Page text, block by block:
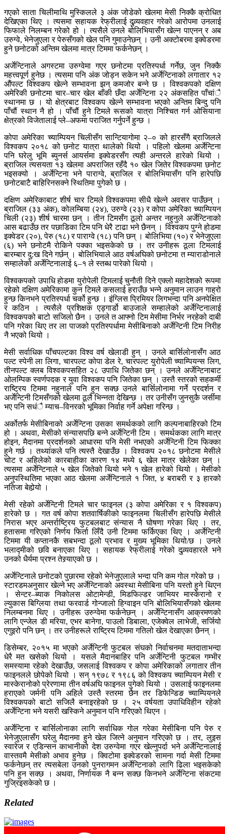
गएको साता चिलीमाथि मुस्किलले ३ अंक जोडेको खेलमा मेसी निक्कै क्रोधित
देखिएका थिए । त्यसमा सहायक रेफ्रीलाई दुव्र्यवहार गरेको आरोपमा उनलाई
फिफाले निलम्बन गरेको हो । त्यसैले उनले बोलिभियासँग खेल्न पाएनन् र अब
उरुग्वे, भेनेजुएला र पेरुसँगको खेल पनि गुमाउनेछन् । उनी अक्टोबरमा इक्वेडरमा
हुने छनोटको अन्तिम खेलमा मात्र टिममा फर्कनेछन् ।
अर्जेन्टिनाले अगस्टमा उरुग्वेमा गएर छनोटमा प्रतिस्पर्धा गर्नेछ, जुन निक्कै
महत्त्वपूर्ण हुनेछ । त्यसमा पनि अंक जोड्न सकेन भने अर्जेन्टिनाको लगातार १२
औंपल्ट विश्वकप खेल्ने सम्भावना झन् कमजोर बन्ने छ । विश्वकपको दक्षिण
अमेरिकी छनोटमा चार–चार खेल बाँकी छँदा अर्जेन्टिना २२ अंकसहित पाँचांै
स्थानमा छ । यो क्षेत्रबाट विश्वकप खेल्ने सम्भावना भएको अन्तिम बिन्दु पनि
पाँचौं स्थान नै हो । पाँचौं हुने टिमले रूसको यात्रा निश्चित गर्न ओसियाना
क्षेत्रको विजेतालाई प्ले–अफमा पराजित गर्नुपर्ने हुन्छ ।
कोपा अमेरिका च्याम्पियन चिलीसँग सान्टियागोमा २–० को हारसँगै ब्राजिलले
विश्वकप २०१८ को छनोट यात्रा थालेको थियो । पहिलो खेलमा अर्जेन्टिना
पनि घरेलु भूमि ब्युनर्स आयर्समा इक्वेडरसँग त्यही अन्तरले हारेको थियो ।
ब्राजिल त्यसयता १३ खेलमा अपराजित रहँदै १० खेल जितेर विश्वकपमा छनोट
भइसक्यो । अर्जेन्टिना भने पाराग्वे, ब्राजिल र बोलिभियासँग पनि हारेपछि
छनोटबाटै बाहिरिनसक्ने स्थितिमा पुगेको छ ।
दक्षिण अमेरिकाबाट शीर्ष चार टिमले विश्वकपमा सीधै खेल्ने अवसर पाउँछन् ।
ब्राजिल (३३ अंक), कोलम्बिया (२४), उरुग्वे (२३) र कोपा अमेरिका च्याम्पियन
चिली (२३) शीर्ष चारमा छन् । तीन टिमसँग ठूलो अन्तर नहुनुले अर्जेन्टिनाको
आस बढाउँछ तर पछाडिका टिम पनि धेरै टाढा भने छैनन् । विश्वकप पुग्ने होडमा
इक्वेडर (२०), पेरु (१८) र पाराग्वे (१८) पनि छन् । बोलिभिया (१०) र भेनेजुएला
(६) भने छनोटमै रोकिने पक्का भइसकेको छ । तर उनीहरू ठूला टिमलाई
बारम्बार दु:ख दिने गर्छन् । बोलिभियाले आठ वर्षअघिको छनोटमा त म्याराडोनाले
सम्हालेको अर्जेन्टिनालाई ६–१ ले स्तब्ध पारेको थियो ।
विश्वकपको उपाधि होडमा युरोपेली टिमलाई चुनौती दिने एक्लो महादेशको रूपमा
रहेको दक्षिण अमेरिकामा कुन टिमले कसलाई हराउँछ भन्ने अनुमान लाउन गाह्रो
हुन्छ किनभने प्रतिस्पर्धा चर्को हुन्छ । इंग्लिस प्रिमियर लिगभन्दा पनि अनपेक्षित
र कठिन । त्यसैले प्रशिक्षक एड्गार्डो बाउजाले सम्हालेको अर्जेन्टिनालाई
विश्वकपको बाटो सजिलो छैन । उनले त आफ्नो टिम मेसीमा निर्भर नरहेको दाबी
पनि गरेका थिए तर ला पाजको प्रतिस्पर्धामा मेसीबिनाको अर्जेन्टिनी टिम निरीह
नै भएको थियो ।
मेसी सर्वाधिक पाँचपल्टका विश्व वर्ष खेलाडी हुन् । उनले बार्सिलोनासँग आठ
पल्ट स्पेनी ला लिगा, चारपल्ट कोपा डेल रे, चारपल्ट युरोपेली च्याम्पियन्स लिग,
तीनपल्ट क्लब विश्वकपसहित २८ उपाधि जितेका छन् । उनले अर्जेन्टिनाबाट
ओलम्पिक स्वर्णपदक र युवा विश्वकप पनि जितेका छन् । उस्तै स्तरको सहकर्मी
राष्ट्रिय टिममा नहुनाले पनि हुन सक्छ उनले बार्सिलोनामा गर्ने प्रदर्शन र
अर्जेन्टिनी टिमसँगको खेलमा ठूलै भिन्नता देखिन्छ । तर उनीसँग जुनसुकै जर्सीमा
भए पनि सधंै म्याच–विनरको भूमिका निर्वाह गर्ने अपेक्षा गरिन्छ ।
अर्कोतर्फ मेसीबिनाको अर्जेन्टिना उसका समर्थकको लागि कल्पनाबाहिरको टिम
हो । अथवा, मेसीको संन्यासपछि बन्ने अर्जेन्टिनी टिम । समर्थकका लागि मात्र
होइन, मैदानमा प्रदर्शनको आधारमा पनि मेसी नभएको अर्जेन्टिनी टिम फिक्का
हुने गर्छ । तथ्यांकले पनि त्यस्तै देखाउँछ । विश्वकप २०१८ छनोटमा मेसीले
चोट र अहिलेको कारबाहीका कारण १४ मध्ये ६ खेल मात्र खेलेका छन् ।
त्यसमा अर्जेन्टिनाले ५ खेल जितेको थियो भने १ खेल हारेको थियो । मेसीको
अनुपस्थितिमा भएका आठ खेलमा अर्जेन्टिनाले १ जित, ४ बराबरी र ३ हारको
नतिजा बेहोर्‍यो ।
मेसी रहेको अर्जेन्टिनी टिमले चार फाइनल (३ कोपा अमेरिका र १ विश्वकप)
हारेको छ । गत वर्ष कोपा शतवार्षिकीको फाइनलमा चिलीसँग हारेपछि मेसीले
निरास भएर अन्तर्राष्ट्रिय फुटबलबाट संन्यास नै घोषणा गरेका थिए । तर,
हतासमा गरिएको निर्णय फिर्ता लिँदै उनी टिममा फर्किएका थिए । अर्जेन्टिनी
टिममा यी कप्तानकै सबभन्दा ठूलो प्रभाव र मुख्य भूमिका थियो/छ । उनले
भलाद्मीको छवि बनाएका थिए । सहायक रेफ्रीलाई गरेको दुव्र्यवहारले भने
उनको धैर्यमा प्रश्न तेस्र्याएको छ ।
अर्जेन्टिनाले छनोटको पुछारमा रहेको भेनेजुएलाले भन्दा पनि कम गोल गरेको छ ।
स्टारडमअनुसार खेल्ने भए अर्जेन्टिनाको अवस्था मेसीबिना पनि यस्तो हुने थिएन
। सेन्टर–ब्याक निकोलस ओटामेन्डी, मिडफिल्डर जाभियर मास्केरानो र
ल्युकास बिग्लिया तथा फरवार्ड गोन्जालो हिग्वाइन पनि बोलिभियासँगको खेलमा
निलम्बनमा थिए । उनीहरू उरुग्वेमा फर्कनेछन् । अर्जेन्टिनासँग आक्रमणको
लागि एन्जेल डी मरिया, एभर बानेगा, पाउलो डिबाला, एजेक्वेल लाभेजी, सर्जियो
एगुइरो पनि छन् । तर उनीहरूले राष्ट्रिय टिममा गतिलो खेल देखाएका छैनन् ।
डिसेम्बर, २०१५ मा भएको अर्जेन्टिनी फुटबल संघको निर्वाचनमा मतदाताभन्दा
धेरै मत खसेको थियो । यसले मैदानबाहिर पनि अर्जेन्टिनी फुटबल गम्भीर
समस्यामा रहेको देखाउँछ, जसलाई विश्वकप र कोपा अमेरिकाको लगातार तीन
फाइनलले छोपेको थियो । सन् १९७८ र १९८६ को विश्वकप च्याम्पियन मेसी र
मास्केरानोको प्रेरणामा तीन वर्षअघि फाइनल पुगेको थियो । उसलाई फाइनलमा
हराएको जर्मनी पनि अहिले उस्तै स्तरमा छैन तर डिफेन्डिङ च्याम्पियनले
विश्वकपको बाटो सजिलै बनाइरहेको छ । २५ वर्षयता उपाधिविहीन रहेको
अर्जेन्टिना भने यसरी खस्किने अनुमान पनि गरिएको थिएन ।
अर्जेन्टिना र बार्सिलोनाका लागि सर्वाधिक गोल गरेका मेसीबिना पनि पेरु र
भेनेजुएलासँग घरेलु मैदानमा हुने खेल जित्ने अनुमान गरिएको छ । तर, लुइस
स्वारेज र एडिन्सन काभानीको देश उरुग्वेमा गएर खेल्नुपर्दा भने अर्जेन्टिनालाई
वास्तवमै मेसीको अभाव हुनेछ । क्विटोमा इक्वेडरको सामना गर्दा मेसी टिममा
फर्कनेछन् तर त्यसबेला उनको पुनरागमन अर्जेन्टिनाको लागि ढिला भइसकेको
पनि हुन सक्छ । अथवा, निर्णायक नै बन्न सक्छ किनभने अर्जेन्टिना संकटमा
गुज्रिइसकेको छ ।
Related